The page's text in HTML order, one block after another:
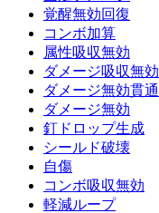
覚醒無効回復
コンボ加算
属性吸収無効
ダメージ吸収無効
ダメージ無効貫通
ダメージ無効
釘ドロップ生成
シールド破壊
自傷
コンボ吸収無効
軽減ループ